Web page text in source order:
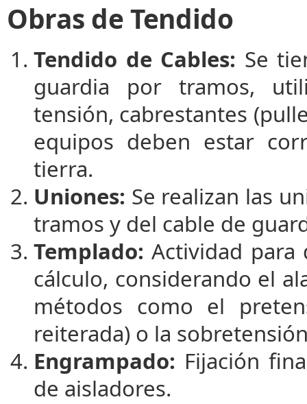
Obras de Tendido
Tendido de Cables: Se
guardia por tramos,
tensión, cabrestantes
equipos deben estar
tierra.
Uniones: Se realizan las
tramos y del cable de
Templado: Actividad
cálculo, considerando el
métodos como el
reiterada) o la
Engrampado: Fijación
de aisladores.